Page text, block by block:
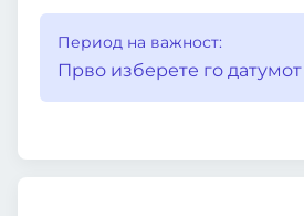
Период на важност:
Прво изберете го